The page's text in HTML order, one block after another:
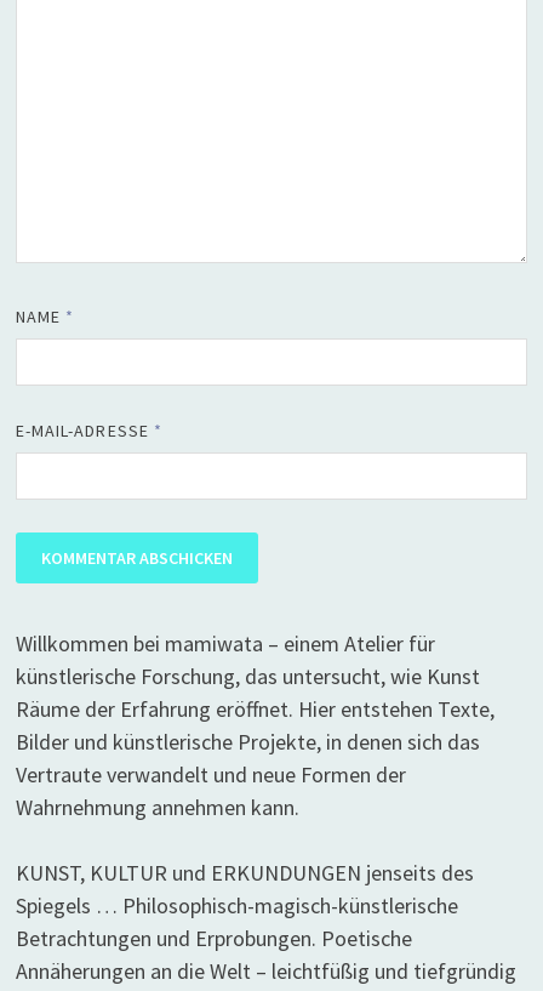
NAME *
E-MAIL-ADRESSE *
Willkommen bei mamiwata – einem Atelier für
künstlerische Forschung, das untersucht, wie Kunst
Räume der Erfahrung eröffnet. Hier entstehen Texte,
Bilder und künstlerische Projekte, in denen sich das
Vertraute verwandelt und neue Formen der
Wahrnehmung annehmen kann.
KUNST, KULTUR und ERKUNDUNGEN jenseits des
Spiegels … Philosophisch-magisch-künstlerische
Betrachtungen und Erprobungen. Poetische
Annäherungen an die Welt – leichtfüßig und tiefgründig